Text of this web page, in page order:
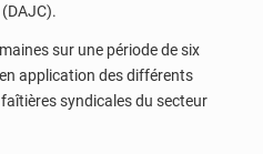
sur une période de six
application des différents
syndicales du secteur